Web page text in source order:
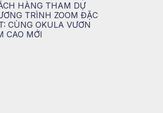
HÀNG THAM DỰ
TRÌNH ZOOM ĐẶC
CÙNG OKULA VƯƠN
CAO MỚI